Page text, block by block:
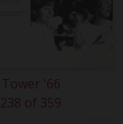
Tower '66
238 of 359